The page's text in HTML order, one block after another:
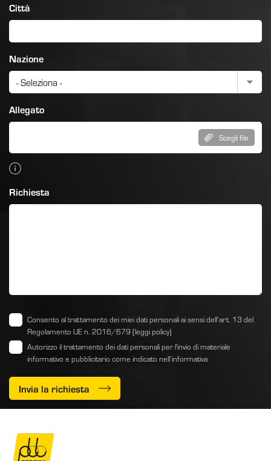
Città
Nazione
Allegato
Scegli file
Richiesta
Consento al trattamento dei miei dati personali ai sensi dell’art. 13 del
Regolamento UE n. 2016/679 (leggi policy)
Autorizzo il trattamento dei dati personali per l'invio di materiale
informativo e pubblicitario come indicato nell’informativa
Invia la richiesta